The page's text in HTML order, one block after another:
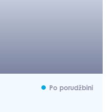
Po porudžbini